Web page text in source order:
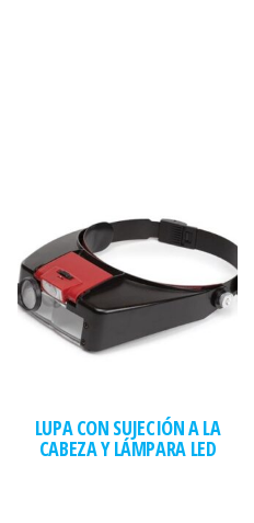
LUPA CON SUJECIÓN A LA
CABEZA Y LÁMPARA LED